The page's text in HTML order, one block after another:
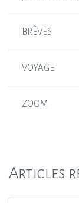
BRÈVES
VOYAGE
ZOOM
Articles